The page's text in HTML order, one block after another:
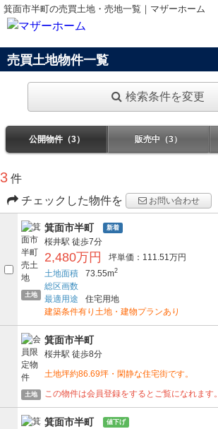
箕面市半町の売買土地・売地一覧｜マザーホーム
売買土地物件一覧
検索条件を変更
公開物件（3） 販売中（3）
3 件
チェックした物件を
お問い合わせ
土地
箕面市半町 新着
桜井駅 徒歩7分
2,480万円
坪単価：111.51万円
土地面積
73.55m2
総区画数
最適用途
住宅用地
建築条件有り土地・建物プランあり
土地
箕面市半町
桜井駅 徒歩8分
土地坪約86.69坪・閑静な住宅街です。
この物件は会員登録をするとご覧になれます。
箕面市半町 値下げ